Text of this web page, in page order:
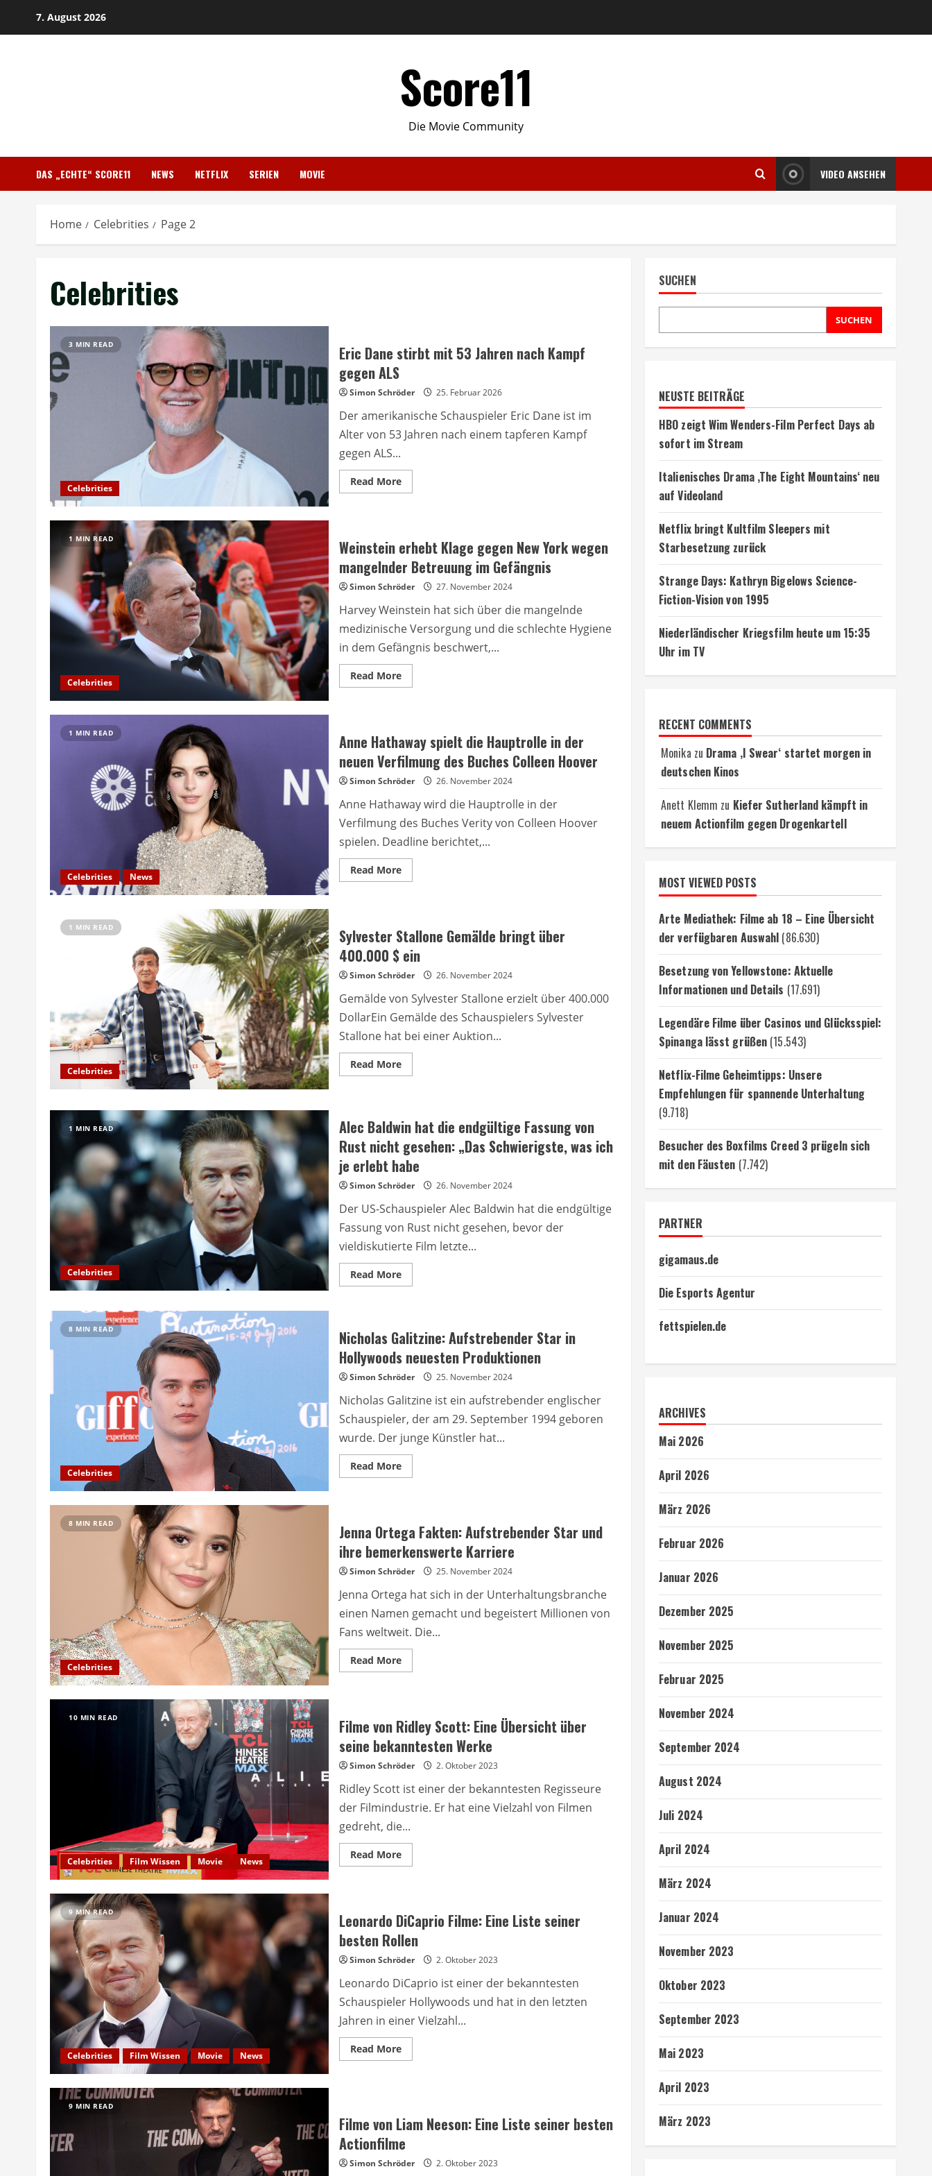
7. August 2026
Score11
Die Movie Community
DAS „ECHTE“ SCORE11 NEWS NETFLIX SERIEN MOVIE VIDEO ANSEHEN
Home Celebrities Page 2
Celebrities
3 MIN READ
Celebrities
Eric Dane stirbt mit 53 Jahren nach Kampf
gegen ALS
Simon Schröder 25. Februar 2026
Der amerikanische Schauspieler Eric Dane ist im
Alter von 53 Jahren nach einem tapferen Kampf
gegen ALS...
Read MoreRead
more
53
Jahren
nach
Kampf
gegen
1 MIN READ
Celebrities
Weinstein erhebt Klage gegen New York wegen
mangelnder Betreuung im Gefängnis
Simon Schröder 27. November 2024
Harvey Weinstein hat sich über die mangelnde
medizinische Versorgung und die schlechte Hygiene
in dem Gefängnis beschwert,...
Read MoreRead
more
New
York
wegen
mangelnder
Betreuung
Gefängnis
1 MIN READ
Celebrities News
Anne Hathaway spielt die Hauptrolle in der
neuen Verfilmung des Buches Colleen Hoover
Simon Schröder 26. November 2024
Anne Hathaway wird die Hauptrolle in der
Verfilmung des Buches Verity von Colleen Hoover
spielen. Deadline berichtet,...
Read MoreRead
more
Hauptrolle
in
der
neuen
Verfilmung
Buches
Colleen
Hoover
1 MIN READ
Celebrities
Sylvester Stallone Gemälde bringt über
400.000 $ ein
Simon Schröder 26. November 2024
Gemälde von Sylvester Stallone erzielt über 400.000
DollarEin Gemälde des Schauspielers Sylvester
Stallone hat bei einer Auktion...
Read MoreRead
more
bringt
über
400.000
$
ein
1 MIN READ
Celebrities
Alec Baldwin hat die endgültige Fassung von
Rust nicht gesehen: „Das Schwierigste, was ich
je erlebt habe
Simon Schröder 26. November 2024
Der US-Schauspieler Alec Baldwin hat die endgültige
Fassung von Rust nicht gesehen, bevor der
vieldiskutierte Film letzte...
Read MoreRead
more
die
endgültige
von
Rust
nicht
„Das
was
ich
je
erlebt
habe
8 MIN READ
Celebrities
Nicholas Galitzine: Aufstrebender Star in
Hollywoods neuesten Produktionen
Simon Schröder 25. November 2024
Nicholas Galitzine ist ein aufstrebender englischer
Schauspieler, der am 29. September 1994 geboren
wurde. Der junge Künstler hat...
Read MoreRead
more
in
Hollywoods
neuesten
Produktionen
8 MIN READ
Celebrities
Jenna Ortega Fakten: Aufstrebender Star und
ihre bemerkenswerte Karriere
Simon Schröder 25. November 2024
Jenna Ortega hat sich in der Unterhaltungsbranche
einen Namen gemacht und begeistert Millionen von
Fans weltweit. Die...
Read MoreRead
more
Star
und
ihre
bemerkenswerte
Karriere
10 MIN READ
Celebrities Film Wissen Movie News
Filme von Ridley Scott: Eine Übersicht über
seine bekanntesten Werke
Simon Schröder 2. Oktober 2023
Ridley Scott ist einer der bekanntesten Regisseure
der Filmindustrie. Er hat eine Vielzahl von Filmen
gedreht, die...
Read MoreRead
more
Eine
Übersicht
über
seine
bekanntesten
9 MIN READ
Celebrities Film Wissen Movie News
Leonardo DiCaprio Filme: Eine Liste seiner
besten Rollen
Simon Schröder 2. Oktober 2023
Leonardo DiCaprio ist einer der bekanntesten
Schauspieler Hollywoods und hat in den letzten
Jahren in einer Vielzahl...
Read MoreRead
more
Liste
seiner
Rollen
9 MIN READ
Filme von Liam Neeson: Eine Liste seiner besten
Actionfilme
Simon Schröder 2. Oktober 2023
SUCHEN
SUCHEN
NEUSTE BEITRÄGE
HBO zeigt Wim Wenders-Film Perfect Days ab
sofort im Stream
Italienisches Drama ‚The Eight Mountains‘ neu
auf Videoland
Netflix bringt Kultfilm Sleepers mit
Starbesetzung zurück
Strange Days: Kathryn Bigelows Science-
Fiction-Vision von 1995
Niederländischer Kriegsfilm heute um 15:35
Uhr im TV
RECENT COMMENTS
Monika zu Drama ‚I Swear‘ startet morgen in
deutschen Kinos
Anett Klemm zu Kiefer Sutherland kämpft in
neuem Actionfilm gegen Drogenkartell
MOST VIEWED POSTS
Arte Mediathek: Filme ab 18 – Eine Übersicht
der verfügbaren Auswahl (86.630)
Besetzung von Yellowstone: Aktuelle
Informationen und Details (17.691)
Legendäre Filme über Casinos und Glücksspiel:
Spinanga lässt grüßen (15.543)
Netflix-Filme Geheimtipps: Unsere
Empfehlungen für spannende Unterhaltung
(9.718)
Besucher des Boxfilms Creed 3 prügeln sich
mit den Fäusten (7.742)
PARTNER
gigamaus.de
Die Esports Agentur
fettspielen.de
ARCHIVES
Mai 2026
April 2026
März 2026
Februar 2026
Januar 2026
Dezember 2025
November 2025
Februar 2025
November 2024
September 2024
August 2024
Juli 2024
April 2024
März 2024
Januar 2024
November 2023
Oktober 2023
September 2023
Mai 2023
April 2023
März 2023